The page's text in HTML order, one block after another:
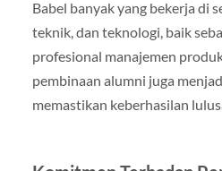
Babel banyak yang bekerja di
teknik, dan teknologi, baik
profesional manajemen
pembinaan alumni juga
memastikan keberhasilan